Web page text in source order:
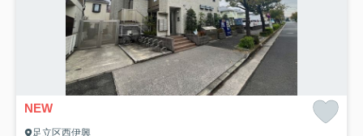
NEW
足立区西伊興